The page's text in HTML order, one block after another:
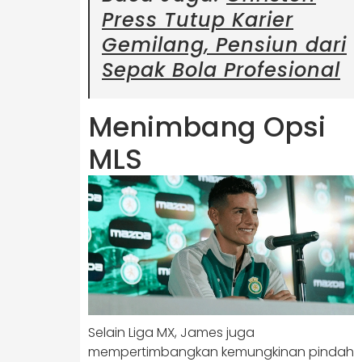
Press Tutup Karier
Gemilang, Pensiun dari
Sepak Bola Profesional
Menimbang Opsi
MLS
Selain Liga MX, James juga
mempertimbangkan kemungkinan pindah